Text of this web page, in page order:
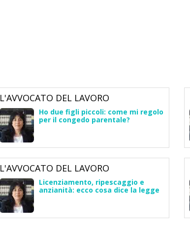
L'AVVOCATO DEL LAVORO
Ho due figli piccoli: come mi regolo
per il congedo parentale?
L'AVVOCATO DEL LAVORO
Licenziamento, ripescaggio e
anzianità: ecco cosa dice la legge